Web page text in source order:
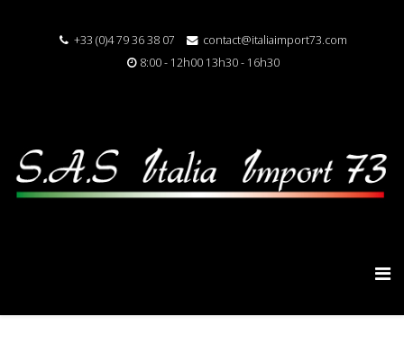
+33 (0)4 79 36 38 07
contact@italiaimport73.com
8:00 - 12h00 13h30 - 16h30